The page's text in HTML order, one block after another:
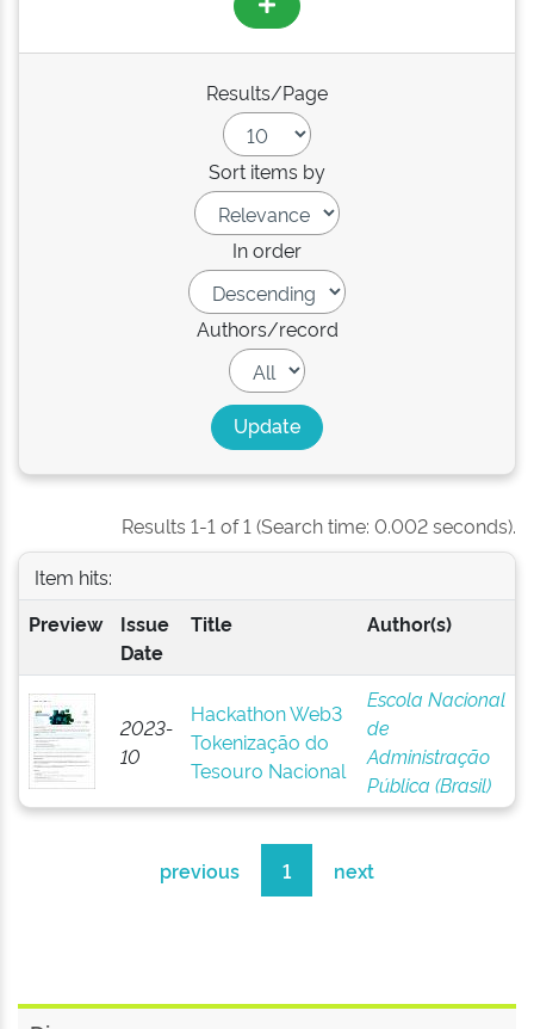
Results/Page
Sort items by
In order
Authors/record
Results 1-1 of 1 (Search time: 0.002 seconds).
Item hits:
Preview
Issue
Date
Title Author(s)
2023-
10
Hackathon Web3
Tokenização do
Tesouro Nacional
Escola Nacional
de
Administração
Pública (Brasil)
previous 1 next